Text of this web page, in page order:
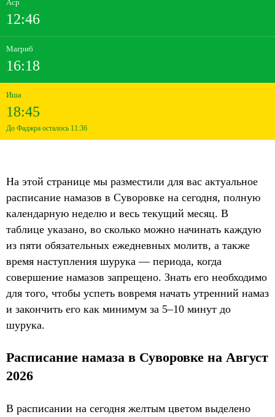
Аср
12:46
Магриб
16:18
Иша
18:45
До Фаджра осталось 11:36
На этой странице мы разместили для вас актуальное
расписание намазов в Суворовке на сегодня, полную
календарную неделю и весь текущий месяц. В
таблице указано, во сколько можно начинать каждую
из пяти обязательных ежедневных молитв, а также
время наступления шурука — периода, когда
совершение намазов запрещено. Знать его необходимо
для того, чтобы успеть вовремя начать утренний намаз
и закончить его как минимум за 5–10 минут до
шурука.
Расписание намаза в Суворовке на Август
2026
В расписании на сегодня желтым цветом выделено